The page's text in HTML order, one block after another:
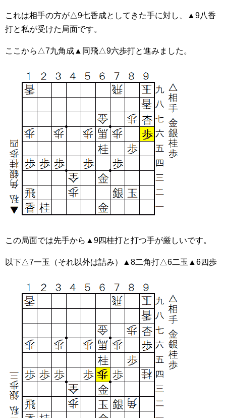
これは相手の方が△9七香成としてきた手に対し、▲9八香
打と私が受けた局面です。
ここから△7九角成▲同飛△9六歩打と進みました。
この局面では先手から▲9四桂打と打つ手が厳しいです。
以下△7一玉（それ以外は詰み）▲8二角打△6二玉▲6四歩